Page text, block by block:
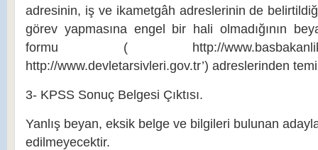
adresinin, iş ve ikametgâh adreslerinin de
görev yapmasına engel bir hali olmadığının
formu ( http://
http://www.devletarsivleri.gov.tr’) adreslerinden
3- KPSS Sonuç Belgesi Çıktısı.
Yanlış beyan, eksik belge ve bilgileri bulunan
edilmeyecektir.